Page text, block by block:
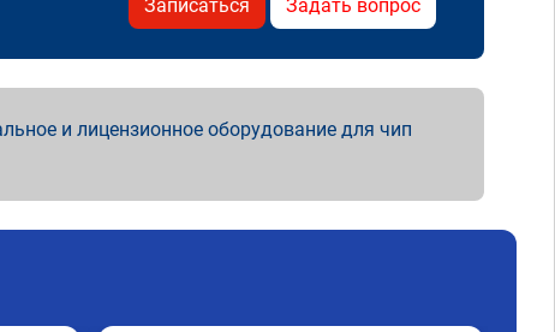
Записаться Задать вопрос
и лицензионное оборудование для чип